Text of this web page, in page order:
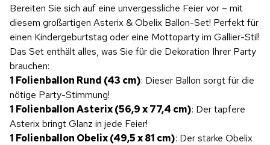
Bereiten Sie sich auf eine unvergessliche Feier vor – mit
diesem großartigen Asterix & Obelix Ballon-Set! Perfekt für
einen Kindergeburtstag oder eine Mottoparty im Gallier-Stil!
Das Set enthält alles, was Sie für die Dekoration Ihrer Party
brauchen:
1 Folienballon Rund (43 cm): Dieser Ballon sorgt für die
nötige Party-Stimmung!
1 Folienballon Asterix (56,9 x 77,4 cm): Der tapfere
Asterix bringt Glanz in jede Feier!
1 Folienballon Obelix (49,5 x 81 cm): Der starke Obelix